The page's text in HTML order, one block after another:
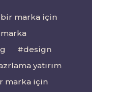
bir marka için
marka
design
yatırım
marka için